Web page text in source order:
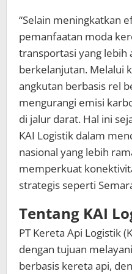
“Selain meningkatkan
pemanfaatan moda
transportasi yang lebih
berkelanjutan. Melalui
angkutan berbasis rel
mengurangi emisi
di jalur darat. Hal ini
KAI Logistik dalam
nasional yang lebih
memperkuat
strategis seperti
Tentang KAI
PT Kereta Api Logistik
dengan tujuan
berbasis kereta api,